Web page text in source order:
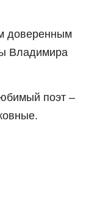
доверенным
Владимира
поэт –